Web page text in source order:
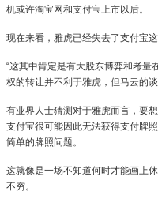
机或许淘宝网和支付宝上市以后。
现在来看，雅虎已经失去了支付宝这
“这其中肯定是有大股东博弈和考量
权的转让并不利于雅虎，但马云的
有业界人士猜测对于雅虎而言，要
支付宝很可能因此无法获得支付牌
简单的牌照问题。
这就像是一场不知道何时才能画上
不穷。